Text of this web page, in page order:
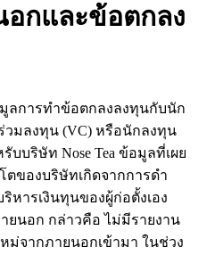
กและข้อตกลง
ลการทําข้อตกลงลงทุนกับนัก
วมลงทุน (VC) หรือนักลงทุน
รับบริษัท Nose Tea ข้อมูลที่เผย
ตของบริษัทเกิดจากการดํา
หารเงินทุนของผู้ก่อตั้งเอง
ยนอก กล่าวคือ ไม่มีรายงาน
ม่จากภายนอกเข้ามา ในช่วง